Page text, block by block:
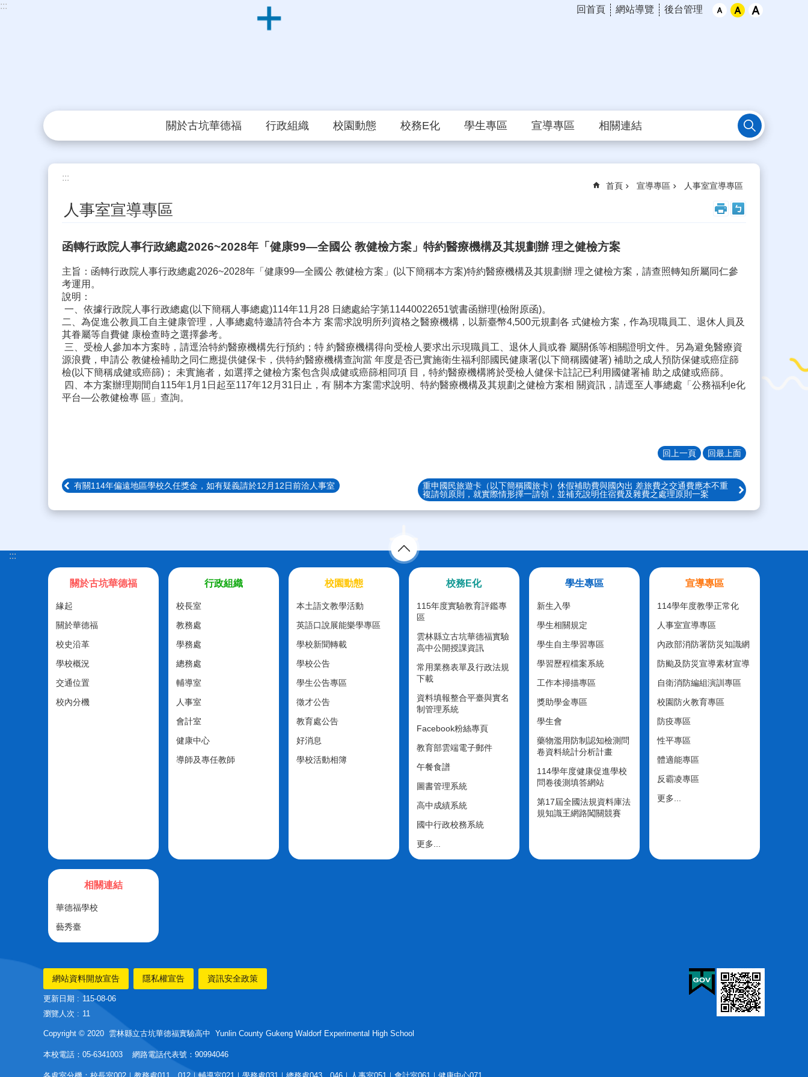
跳到主要內容區塊
::: 回首頁 網站導覽 後台管理
關於古坑華德福 行政組織 校園動態 校務E化 學生專區 宣導專區 相關連結
:::
首頁 宣導專區 人事室宣導專區
人事室宣導專區
函轉行政院人事行政總處2026~2028年「健康99—全國公 教健檢方案」特約醫療機構及其規劃辦 理之健檢方案
主旨：函轉行政院人事行政總處2026~2028年「健康99—全國公 教健檢方案」(以下簡稱本方案)特約醫療機構及其規劃辦 理之健檢方案，請查照轉知所屬同仁參
考運用。
說明：
一、依據行政院人事行政總處(以下簡稱人事總處)114年11月28 日總處給字第11440022651號書函辦理(檢附原函)。
二、為促進公教員工自主健康管理，人事總處特邀請符合本方 案需求說明所列資格之醫療機構，以新臺幣4,500元規劃各 式健檢方案，作為現職員工、退休人員及
其眷屬等自費健 康檢查時之選擇參考。
三、受檢人參加本方案時，請逕洽特約醫療機構先行預約；特 約醫療機構得向受檢人要求出示現職員工、退休人員或眷 屬關係等相關證明文件。另為避免醫療資
源浪費，申請公 教健檢補助之同仁應提供健保卡，供特約醫療機構查詢當 年度是否已實施衛生福利部國民健康署(以下簡稱國健署) 補助之成人預防保健或癌症篩
檢(以下簡稱成健或癌篩)； 未實施者，如選擇之健檢方案包含與成健或癌篩相同項 目，特約醫療機構將於受檢人健保卡註記已利用國健署補 助之成健或癌篩。
四、本方案辦理期間自115年1月1日起至117年12月31日止，有 關本方案需求說明、特約醫療機構及其規劃之健檢方案相 關資訊，請逕至人事總處「公務福利e化
平台—公教健檢專 區」查詢。
回上一頁 回最上面
有關114年偏遠地區學校久任獎金，如有疑義請於12月12日前洽人事室
重申國民旅遊卡（以下簡稱國旅卡）休假補助費與國內出 差旅費之交通費應本不重
複請領原則，就實際情形擇一請領，並補充說明住宿費及雜費之處理原則一案
:::
關於古坑華德福
緣起
關於華德福
校史沿革
學校概況
交通位置
校內分機
行政組織
校長室
教務處
學務處
總務處
輔導室
人事室
會計室
健康中心
導師及專任教師
校園動態
本土語文教學活動
英語口說展能樂學專區
學校新聞轉載
學校公告
學生公告專區
徵才公告
教育處公告
好消息
學校活動相簿
校務E化
115年度實驗教育評鑑專
區
雲林縣立古坑華德福實驗
高中公開授課資訊
常用業務表單及行政法規
下載
資料填報整合平臺與實名
制管理系統
Facebook粉絲專頁
教育部雲端電子郵件
午餐食譜
圖書管理系統
高中成績系統
國中行政校務系統
更多...
學生專區
新生入學
學生相關規定
學生自主學習專區
學習歷程檔案系統
工作本掃描專區
獎助學金專區
學生會
藥物濫用防制認知檢測問
卷資料統計分析計畫
114學年度健康促進學校
問卷後測填答網站
第17屆全國法規資料庫法
規知識王網路闖關競賽
宣導專區
114學年度教學正常化
人事室宣導專區
內政部消防署防災知識網
防颱及防災宣導素材宣導
自衛消防編組演訓專區
校園防火教育專區
防疫專區
性平專區
體適能專區
反霸凌專區
更多...
相關連結
華德福學校
藝秀臺
網站資料開放宣告 隱私權宣告 資訊安全政策
更新日期
115-08-06
瀏覽人次
11
Copyright © 2020 雲林縣立古坑華德福實驗高中 Yunlin County Gukeng Waldorf Experimental High School
本校電話：05-6341003 網路電話代表號：90994046